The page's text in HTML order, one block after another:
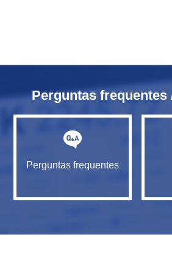
Perguntas frequentes
Perguntas frequentes